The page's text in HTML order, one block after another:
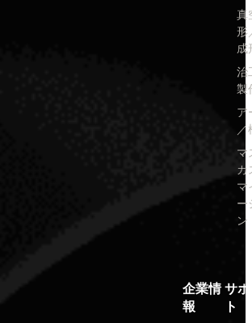
真
形
成
治
製
ア
／
マ
カ
マ
ー
ン
企業情
報
サ
ト